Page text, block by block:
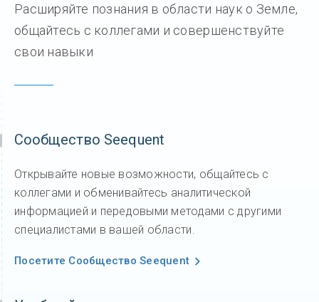
Расширяйте познания в области наук о Земле,
общайтесь с коллегами и совершенствуйте
свои навыки
Сообщество Seequent
Открывайте новые возможности, общайтесь с
коллегами и обменивайтесь аналитической
информацией и передовыми методами с другими
специалистами в вашей области.
Посетите Сообщество Seequent